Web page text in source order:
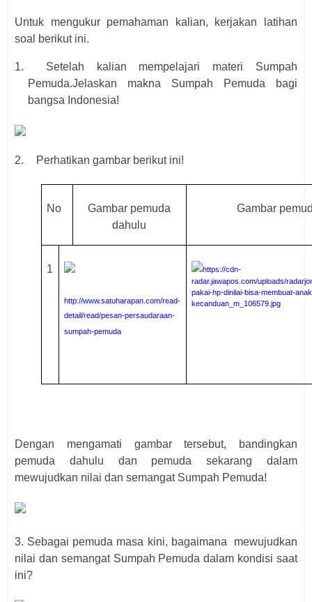
Untuk mengukur pemahaman kalian, kerjakan latihan
soal berikut ini.
1.
Setelah kalian mempelajari materi Sumpah
Pemuda.Jelaskan makna Sumpah Pemuda bagi
bangsa Indonesia!
2. Perhatikan gambar berikut ini!
No
Gambar pemuda
dahulu
Gambar
1
http://www.satuharapan.com/read-
detail/read/pesan-persaudaraan-
sumpah-pemuda
https://cdn-
radar.jawapos.com/uploads/
pakai-hp-dinilai-bisa-membuat-
kecanduan_m_106579.jpg
Dengan mengamati gambar tersebut, bandingkan
pemuda dahulu dan pemuda sekarang dalam
mewujudkan nilai dan semangat Sumpah Pemuda!
3. Sebagai pemuda masa kini, bagaimana
mewujudkan
nilai dan semangat Sumpah Pemuda dalam kondisi saat
ini?